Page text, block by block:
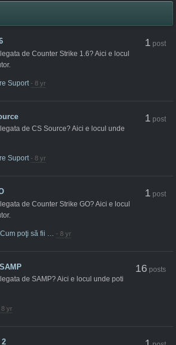
de Counter Strike 1.6? Aici e locul
1 post
Suport
de CS Source? Aici e locul unde
1 post
Suport
de Counter Strike GO? Aici e locul
1 post
poţi să fii …
de SAMP? Aici e locul unde poti
16 posts
2